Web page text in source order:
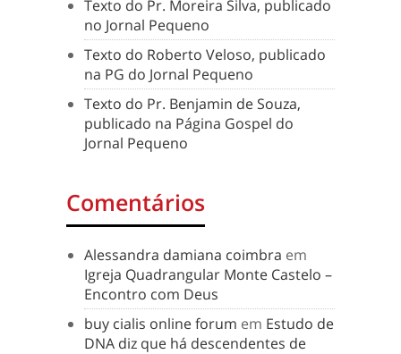
Texto do Pr. Moreira Silva, publicado
no Jornal Pequeno
Texto do Roberto Veloso, publicado
na PG do Jornal Pequeno
Texto do Pr. Benjamin de Souza,
publicado na Página Gospel do
Jornal Pequeno
Comentários
Alessandra damiana coimbra em
Igreja Quadrangular Monte Castelo –
Encontro com Deus
buy cialis online forum em Estudo de
DNA diz que há descendentes de